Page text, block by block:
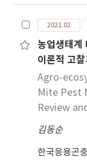
후 발생상
어 성페로
을 유발하
성페로몬
리기술을 소
2021.02
농업생태계
이론적 고
Agro-
Mite Pest
Review
김동순
한국응용곤